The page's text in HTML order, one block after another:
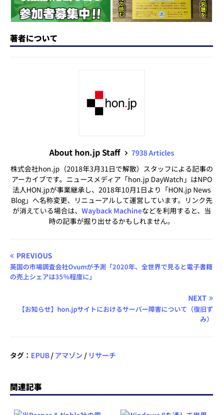
著者について
About hon.jp Staff
7938 Articles
株式会社hon.jp（2018年3月31日で解散）スタッフによる記事の
アーカイブです。ニュースメディア「hon.jp DayWatch」はNPO
法人HON.jpが事業継承し、2018年10月1日より「HON.jp News
Blog」へ名称変更、リニューアルして運営しています。リンク先
が消えている場合は、 Wayback Machineなどを利用すると、当
時の記事が掘り出せるかもしれません。
PREVIOUS
英国の市場調査会社Ovumが予測「2020年、全世界で見ると電子書籍
の売上シェアは35％程度に」
NEXT
【お知らせ】hon.jpサイトにおけるサーバー障害について（復旧ず
み）
タグ： EPUB / アマゾン / リサーチ
関連記事